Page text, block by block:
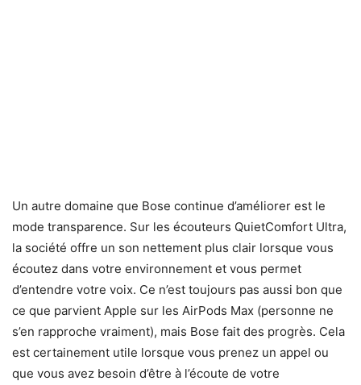
Un autre domaine que Bose continue d’améliorer est le
mode transparence. Sur les écouteurs QuietComfort Ultra,
la société offre un son nettement plus clair lorsque vous
écoutez dans votre environnement et vous permet
d’entendre votre voix. Ce n’est toujours pas aussi bon que
ce que parvient Apple sur les AirPods Max (personne ne
s’en rapproche vraiment), mais Bose fait des progrès. Cela
est certainement utile lorsque vous prenez un appel ou
que vous avez besoin d’être à l’écoute de votre